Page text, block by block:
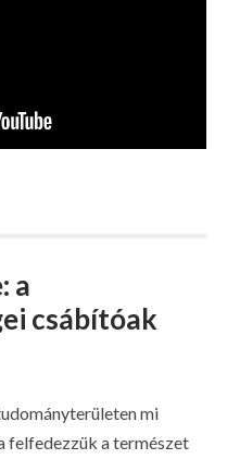
a
csábítóak
mi
felfedezzük a természet